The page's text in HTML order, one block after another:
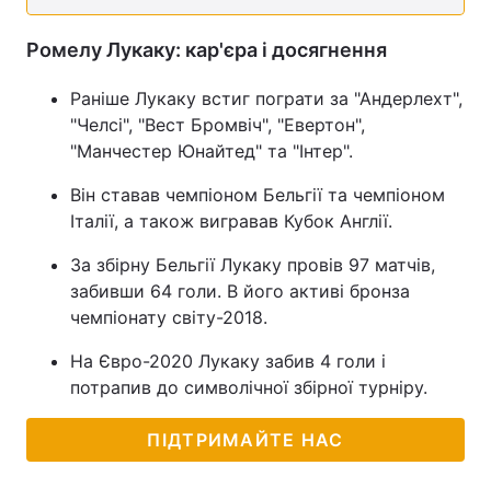
Ромелу Лукаку: кар'єра і досягнення
Раніше Лукаку встиг пограти за "Андерлехт",
"Челсі", "Вест Бромвіч", "Евертон",
"Манчестер Юнайтед" та "Інтер".
Він ставав чемпіоном Бельгії та чемпіоном
Італії, а також вигравав Кубок Англії.
За збірну Бельгії Лукаку провів 97 матчів,
забивши 64 голи. В його активі бронза
чемпіонату світу-2018.
На Євро-2020 Лукаку забив 4 голи і
потрапив до символічної збірної турніру.
ПІДТРИМАЙТЕ НАС